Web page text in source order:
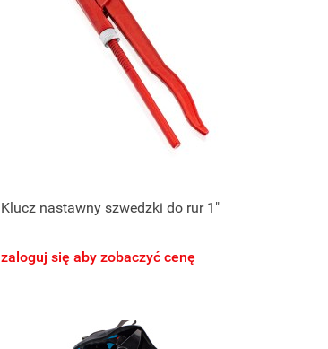
Klucz nastawny szwedzki do rur 1"
zaloguj się aby zobaczyć cenę